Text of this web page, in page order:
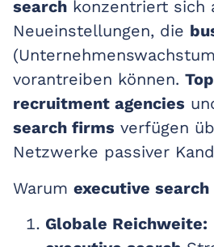
search konzentriert sich
Neueinstellungen, die
vorantreiben können.
recruitment agencies
search firms verfügen
Netzwerke passiver
Warum executive search
Globale Reichweite: